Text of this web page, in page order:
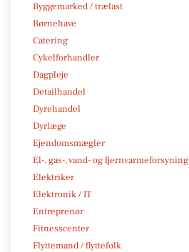
Byggemarked / trælast
Børnehave
Catering
Cykelforhandler
Dagpleje
Detailhandel
Dyrehandel
Dyrlæge
Ejendomsmægler
El-, gas-, vand- og fjernvarmeforsyning
Elektriker
Elektronik / IT
Entreprenør
Fitnesscenter
Flyttemand / flyttefolk